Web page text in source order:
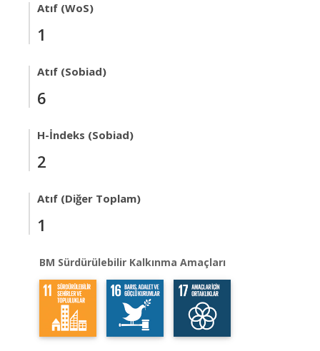
Atıf (WoS)
1
Atıf (Sobiad)
6
H-İndeks (Sobiad)
2
Atıf (Diğer Toplam)
1
BM Sürdürülebilir Kalkınma Amaçları